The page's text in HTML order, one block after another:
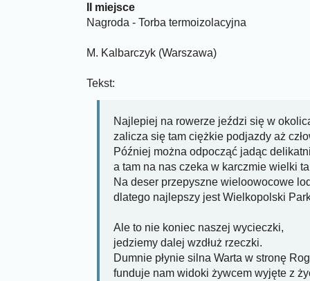
II miejsce
Nagroda - Torba termoizolacyjna
M. Kalbarczyk (Warszawa)
Tekst:
Najlepiej na rowerze jeździ się w
zalicza się tam ciężkie podjazdy aż
Później można odpocząć jadąc
a tam na nas czeka w karczmie wielki
Na deser przepyszne wieloowocowe
dlatego najlepszy jest Wielkopolski
Ale to nie koniec naszej wycieczki,
jedziemy dalej wzdłuż rzeczki.
Dumnie płynie silna Warta w stronę
funduje nam widoki żywcem wyjęte z